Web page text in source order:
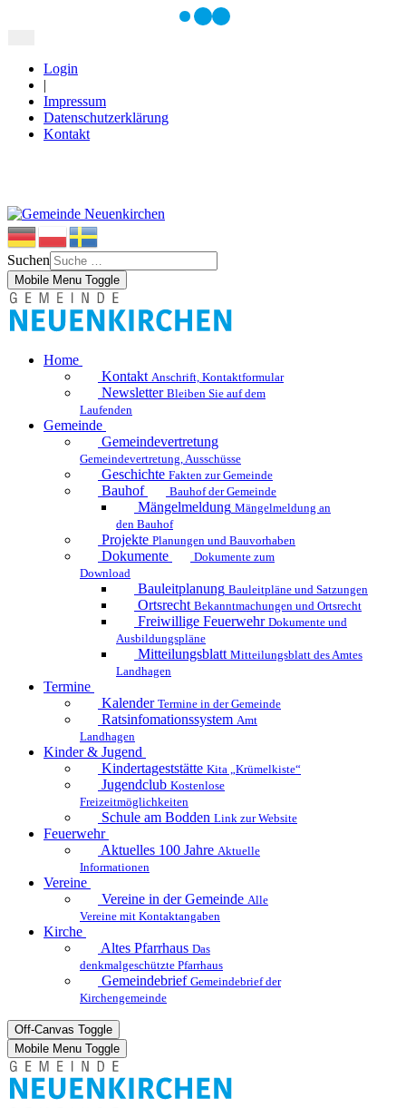
Login
|
Impressum
Datenschutzerklärung
Kontakt
Suchen
Mobile Menu Toggle
Home
Kontakt Anschrift, Kontaktformular
Newsletter Bleiben Sie auf dem
Laufenden
Gemeinde
Gemeindevertretung
Gemeindevertretung, Ausschüsse
Geschichte Fakten zur Gemeinde
Bauhof Bauhof der Gemeinde
Mängelmeldung Mängelmeldung an
den Bauhof
Projekte Planungen und Bauvorhaben
Dokumente
Dokumente zum
Download
Bauleitplanung Bauleitpläne und Satzungen
Ortsrecht Bekanntmachungen und Ortsrecht
Freiwillige Feuerwehr Dokumente und
Ausbildungspläne
Mitteilungsblatt Mitteilungsblatt des Amtes
Landhagen
Termine
Kalender Termine in der Gemeinde
Ratsinfomationssystem Amt
Landhagen
Kinder & Jugend
Kindertageststätte Kita „Krümelkiste“
Jugendclub Kostenlose
Freizeitmöglichkeiten
Schule am Bodden Link zur Website
Feuerwehr
Aktuelles 100 Jahre Aktuelle
Informationen
Vereine
Vereine in der Gemeinde Alle
Vereine mit Kontaktangaben
Kirche
Altes Pfarrhaus Das
denkmalgeschützte Pfarrhaus
Gemeindebrief Gemeindebrief der
Kirchengemeinde
Off-Canvas Toggle
Mobile Menu Toggle